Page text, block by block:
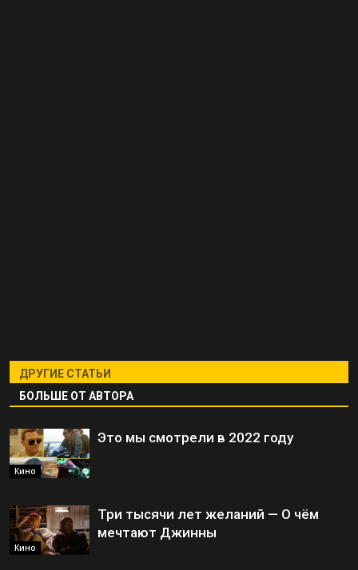
ДРУГИЕ СТАТЬИ
БОЛЬШЕ ОТ АВТОРА
Кино
Это мы смотрели в 2022 году
Кино
Три тысячи лет желаний — О чём
мечтают Джинны